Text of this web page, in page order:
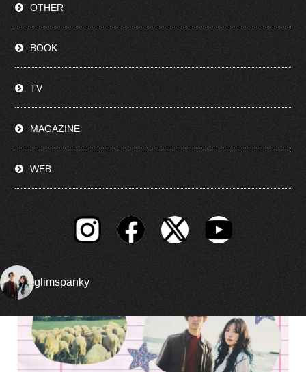
OTHER
BOOK
TV
MAGAZINE
WEB
glimspanky